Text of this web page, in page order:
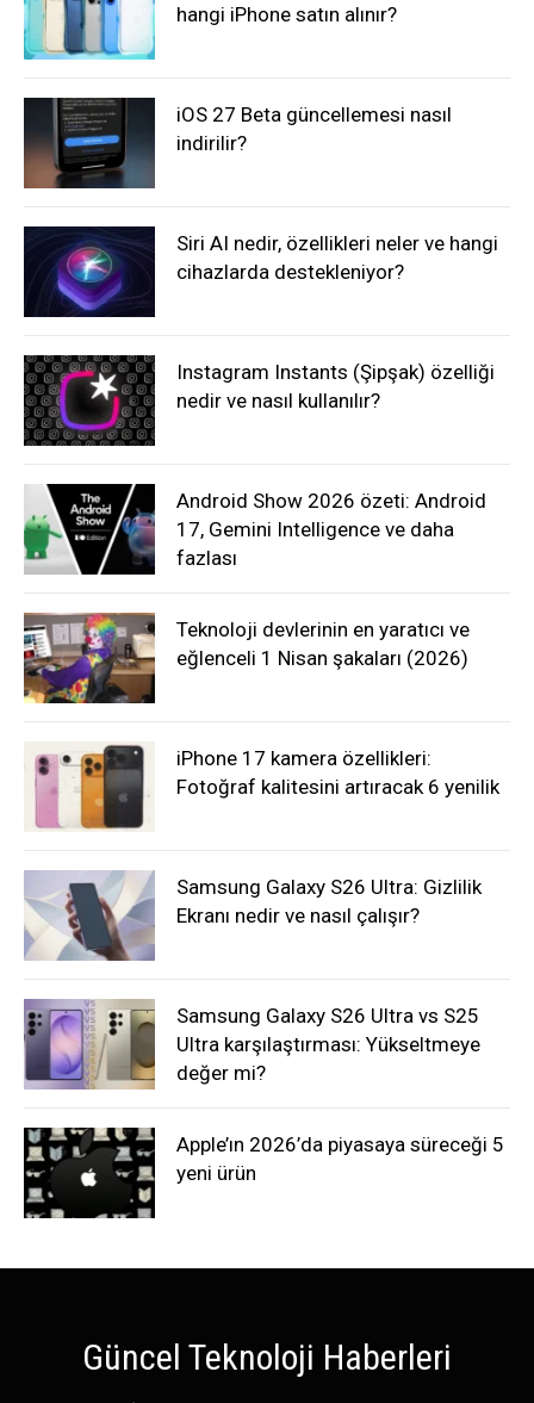
hangi iPhone satın alınır?
iOS 27 Beta güncellemesi nasıl
indirilir?
Siri AI nedir, özellikleri neler ve hangi
cihazlarda destekleniyor?
Instagram Instants (Şipşak) özelliği
nedir ve nasıl kullanılır?
Android Show 2026 özeti: Android
17, Gemini Intelligence ve daha
fazlası
Teknoloji devlerinin en yaratıcı ve
eğlenceli 1 Nisan şakaları (2026)
iPhone 17 kamera özellikleri:
Fotoğraf kalitesini artıracak 6 yenilik
Samsung Galaxy S26 Ultra: Gizlilik
Ekranı nedir ve nasıl çalışır?
Samsung Galaxy S26 Ultra vs S25
Ultra karşılaştırması: Yükseltmeye
değer mi?
Apple’ın 2026’da piyasaya süreceği 5
yeni ürün
Güncel Teknoloji Haberleri